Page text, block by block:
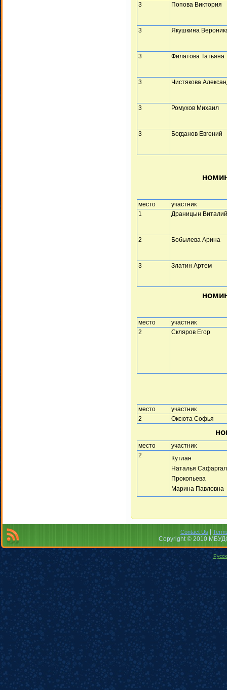
3 Попова Виктория
3 Якушкина
3 Филатова Татьяна
3 Чистякова
3 Ромухов Михаил
3 Богданов Евгений
место
участник
1
Драницын Виталий
2 Бобылева Арина
3 Златин Артем
место
участник
2
Скляров Егор
место
участник
2
Оксюта Софья
место
участник
2
Кутлан
Наталья
Прокопьева
Марина Павловна
Contact Us
Copyright © 2010